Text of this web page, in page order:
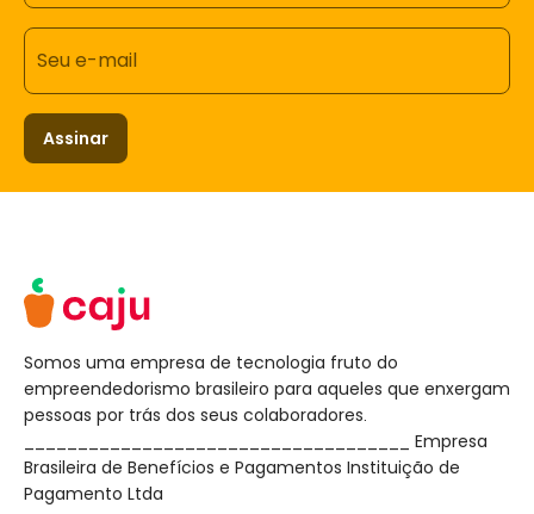
Seu e-mail
Assinar
Somos uma empresa de tecnologia fruto do
empreendedorismo brasileiro para aqueles que enxergam
pessoas por trás dos seus colaboradores.
____________________________________ Empresa
Brasileira de Benefícios e Pagamentos Instituição de
Pagamento Ltda